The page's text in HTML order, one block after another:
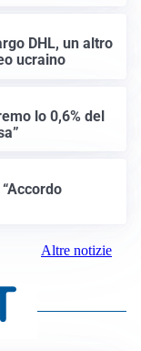
DHL, un altro
ucraino
lo 0,6% del
Altre notizie